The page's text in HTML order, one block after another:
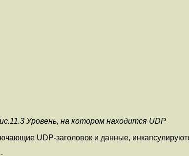
Уровень, на котором находится UDP
UDP-заголовок и данные,